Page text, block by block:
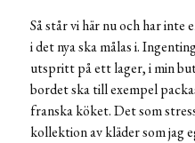
Så står vi här nu och har inte
i det nya ska målas i.
utspritt på ett lager, i min
bordet ska till exempel
franska köket. Det som
kollektion av kläder som jag